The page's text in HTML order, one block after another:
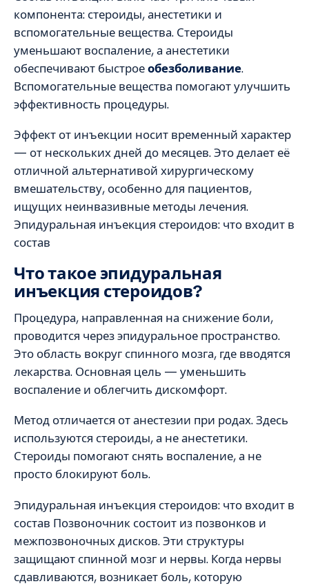
компонента: стероиды, анестетики и
вспомогательные вещества. Стероиды
уменьшают воспаление, а анестетики
обеспечивают быстроеобезболивание.
Вспомогательные вещества помогают улучшить
эффективность процедуры.
Эффект от инъекции носит временный характер
— от нескольких дней до месяцев. Это делает её
отличной альтернативой хирургическому
вмешательству, особенно для пациентов,
ищущих неинвазивные методы лечения.
Эпидуральная инъекция стероидов: что входит в
состав
Что такое эпидуральная
инъекция стероидов?
Процедура, направленная на снижение боли,
проводится через эпидуральное пространство.
Это область вокруг спинного мозга, где вводятся
лекарства. Основная цель — уменьшить
воспаление и облегчить дискомфорт.
Метод отличается от анестезии при родах. Здесь
используются стероиды, а не анестетики.
Стероиды помогают снять воспаление, а не
просто блокируют боль.
Эпидуральная инъекция стероидов: что входит в
состав Позвоночник состоит из позвонков и
межпозвоночных дисков. Эти структуры
защищают спинной мозг и нервы. Когда нервы
сдавливаются, возникает боль, которую